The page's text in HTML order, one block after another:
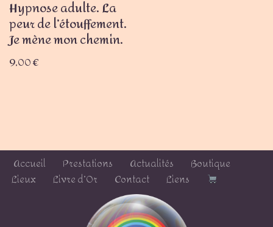
Hypnose adulte. La
peur de l’étouffement.
Je mène mon chemin.
9,00€
Accueil Prestations Actualités
Boutique
Lieux
Livre d’Or Contact Liens